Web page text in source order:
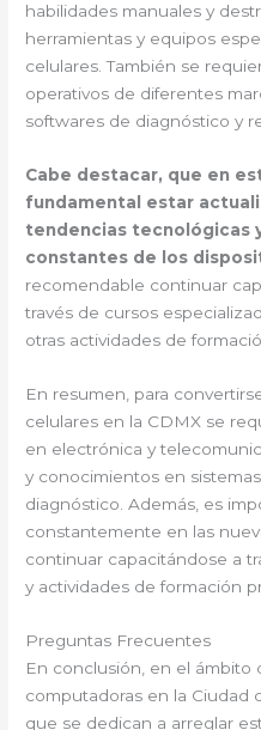
habilidades manuales y
herramientas y equipos
celulares. También se
operativos de diferentes
softwares de diagnóstico y
Cabe destacar, que en
fundamental estar
tendencias tecnológicas
constantes de los
recomendable continuar
través de cursos
otras actividades de
En resumen, para
celulares en la CDMX se
en electrónica y
y conocimientos en
diagnóstico. Además, es
constantemente en las
continuar capacitándose a
y actividades de formación
Preguntas Frecuentes
En conclusión, en el ámbito
computadoras en la Ciudad
que se dedican a arreglar